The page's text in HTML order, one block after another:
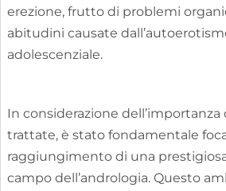
erezione, frutto di problemi
abitudini causate
adolescenziale.
In considerazione
trattate, è stato fondamentale
raggiungimento di una
campo dell’andrologia. Questo